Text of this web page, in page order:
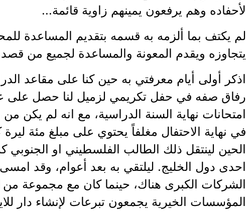
لأحفاده وهم يرفعون يمينهم زاوية قائمة...
لم يكتف بما ألزمه به قسمه بتقديم المساعدة
يتجاوزه ويقدم المعونة والمساعدة لجميع من
اذكر أولى أيام معرفتي به حين كنا على مقاعد
رفاق صفه في حفل تكريمي لزميل لنا حصل على
امتحانات نهاية السنة الدراسية، مع انه لم يكن
في نهاية الاحتفال مغلفاً يحتوي على مبلغ مئة
الحين لينتقل ذلك الطالب الفلسطيني او
احدى دول الخليج. ليلتقي به بعد أعوام، وقد
الشركات الكبرى هناك، حينما كان مع مجموعة
المؤسسات الخيرية يجمعون تبرعات لإنشاء دار